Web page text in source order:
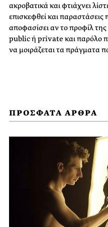
ακροβατικά και φτιάχνει
επισκεφθεί και παραστάσεις
αποφασίσει αν το προφίλ
public ή private και παρόλο
να μοιράζεται τα πράγματα
ΠΡΟΣΦΑΤΑ ΑΡΘΡΑ